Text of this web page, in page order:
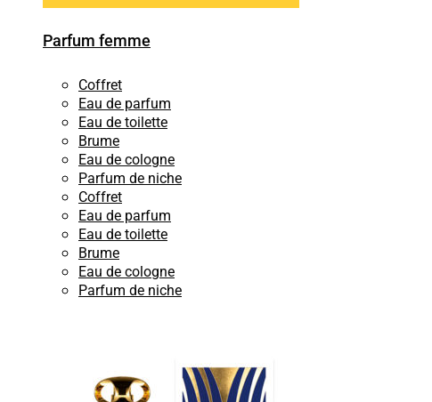
Parfum femme
Coffret
Eau de parfum
Eau de toilette
Brume
Eau de cologne
Parfum de niche
Coffret
Eau de parfum
Eau de toilette
Brume
Eau de cologne
Parfum de niche